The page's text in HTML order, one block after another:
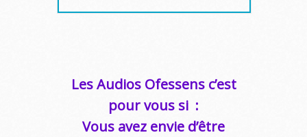
Les Audios Ofessens c’est
pour vous si :
Vous avez envie d’être